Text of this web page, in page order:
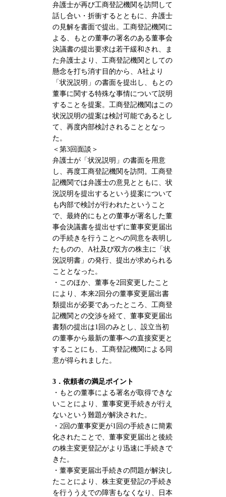
弁護士が再び工商登記機関を訪問して
話し合い・折衝するとともに、弁護士
の見解を書面で提出。工商登記機関に
よる、もとの董事の署名のある董事会
決議書の提出要求は若干緩和され、ま
た弁護士より、工商登記機関としての
懸念を打ち消す目的から、A社より
「状況説明」の書面を提出し、もとの
董事に関する特殊な事情について説明
することを提案。工商登記機関はこの
状況説明の提案は検討可能であるとし
て、再度内部検討されることとなっ
た。
＜第3回面談＞
弁護士が「状況説明」の書面を用意
し、再度工商登記機関を訪問。工商登
記機関では弁護士の意見とともに、状
況説明を提出するという提案について
も内部で検討が行われたということ
で、最終的にもとの董事が署名した董
事会決議書を提出せずに董事変更届出
の手続きを行うことへの同意を表明し
たものの、A社及び双方の株主に「状
況説明書」の発行、提出が求められる
こととなった。
・このほか、董事を2回変更したこと
により、本来2回分の董事変更届出書
類提出が必要であったところ、工商登
記機関との交渉を経て、董事変更届出
書類の提出は1回のみとし、設立当初
の董事から最新の董事への直接変更と
することにも、工商登記機関による同
意が得られました。
3．依頼者の満足ポイント
・もとの董事による署名が取得できな
いことにより、董事変更手続きが行え
ないという難題が解決された。
・2回の董事変更が1回の手続きに簡素
化されたことで、董事変更届出と後続
の株主変更登記がより迅速に手続きで
きた。
・董事変更届出手続きの問題が解決し
たことにより、株主変更登記の手続き
を行ううえでの障害もなくなり、日本